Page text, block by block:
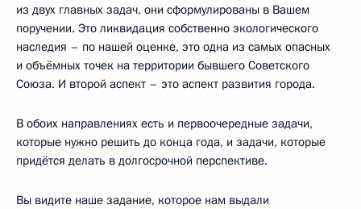
из двух главных задач, они сформулированы в Вашем
поручении. Это ликвидация собственно экологического
наследия – по нашей оценке, это одна из самых опасных
и объёмных точек на территории бывшего Советского
Союза. И второй аспект – это аспект развития города.
В обоих направлениях есть и первоочередные задачи,
которые нужно решить до конца года, и задачи, которые
придётся делать в долгосрочной перспективе.
Вы видите наше задание, которое нам выдали